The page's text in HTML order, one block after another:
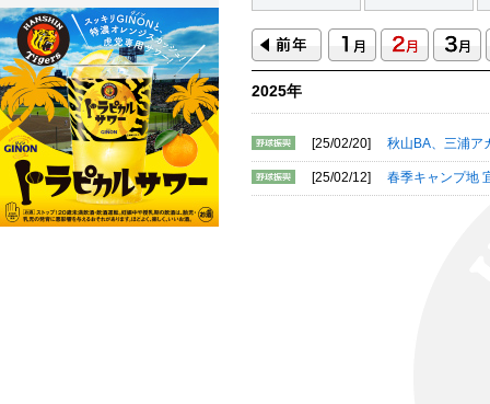
2025年
[25/02/20] 秋山BA、三浦ア
[25/02/12] 春季キャンプ地